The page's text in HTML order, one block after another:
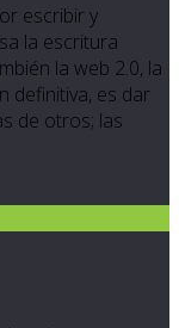
escribir y
la escritura
la web 2.0, la
definitiva, es dar
de otros; las